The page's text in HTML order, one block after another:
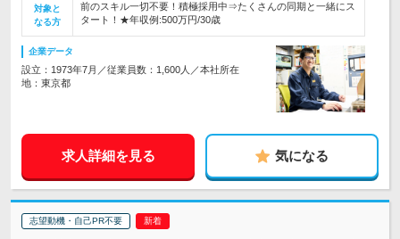
対象と
なる方
前のスキル一切不要！積極採用中⇒たくさんの同期と一緒にス
タート！★年収例:500万円/30歳
企業データ
設立：1973年7月／従業員数：1,600人／本社所在
地：東京都
求人詳細を見る 気になる
志望動機・自己PR不要